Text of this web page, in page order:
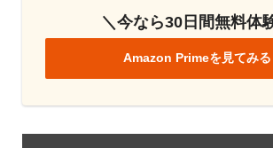
＼今なら30日間無料体
Amazon Primeを見てみる